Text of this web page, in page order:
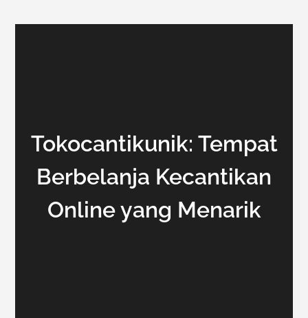
Tokocantikunik: Tempat
Berbelanja Kecantikan
Online yang Menarik